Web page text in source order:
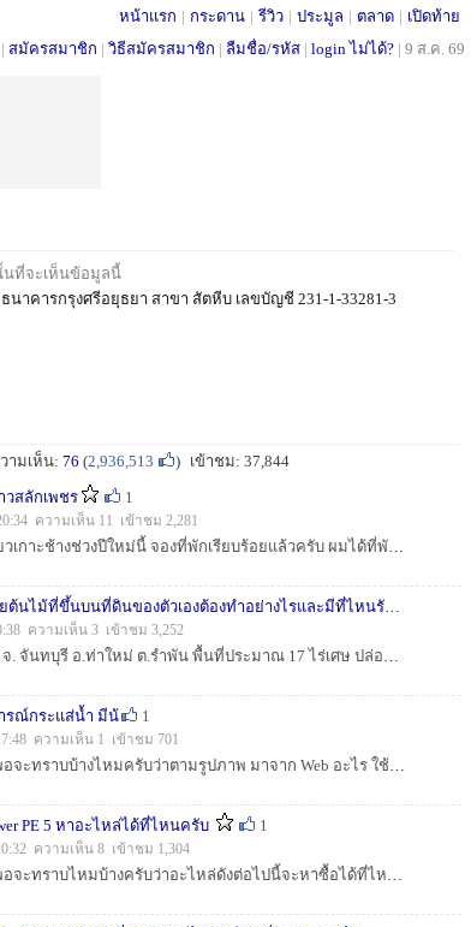
หน้าแรก | กระดาน | รีวิว | ประมูล | ตลาด | เปิดท้าย
| สมัครสมาชิก | วิธีสมัครสมาชิก | ลืมชื่อ/รหัส | login ไม่ได้? | 9 ส.ค. 69
นที่จะเห็นข้อมูลนี้
นาคารกรุงศรีอยุธยา สาขา สัตหีบ เลขบัญชี 231-1-33281-3
ามเห็น: 76 (2,936,513 ) เข้าชม: 37,844
วสลักเพชร
1
ความเห็น 11 เข้าชม 2,281
ว่าจะไปเที่ยวเกาะช้างช่วงปีใหม่นี้ จองที่พักเรียบร้อยแล้วครับ ผมได้ที่พักที่อ่าวสลักเพชร เป็นแบบโฮมสเตย์ อยากได้ข้อมูลจากน้าๆที่เคยไปเที่ยวเกาะช้า...
ต้องการขายต้นไม้ที่ขึ้นบนที่ดินของตัวเองต้องทำอย่างไรและมีที่ไหนรับซื้อบ้างครับ
ความเห็น 3 เข้าชม 3,252
มีที่ดินอยู่ที่ จ. จันทบุรี อ.ท่าใหม่ ต.รำพัน พื้นที่ประมาณ 17 ไร่เศษ ปล่อยรกล้างไว้นาน วันนึงก้อเลยคิดอยากจะทำเป็นฟาร์มการเกษตร แต่บนที่ดินนั้นมีต้...
รณ์กระแส่น้ำ มีน้ 1
ความเห็น 1 เข้าชม 701
น้าท่านใดพอจะทราบบ้างไหมครับว่าตามรูปภาพ มาจาก Web อะไร ใช้งานอย่างไร ผมไปเห็นรูปที่เค้า Cap ไว้แต่ไม่ยอมบอกแหล่งที่มา เลยเอามาถาม เผื่อมีน้าท่านไหนพอ...
PE 5 หาอะไหล่ได้ที่ไหนครับ 1
ความเห็น 8 เข้าชม 1,304
น้าท่านใดพอจะทราบไหมบ้างครับว่าอะไหล่ดังต่อไปนี้จะหาซื้อได้ที่ไหนหรือส่งซ่อมได้ที่ไหน บ้านผมอยู่ที่ จ.ชลบุรี อ.สัตหีบ 1.ฝาครอบหน่วงเบรค 2.คลิปล๊อคหน...